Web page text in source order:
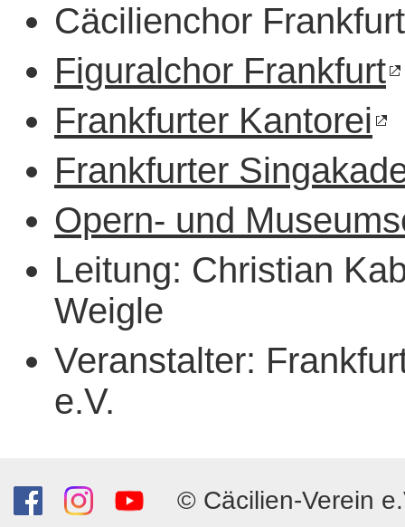
Cäcilienchor Frankfurt
Figuralchor Frankfurt
Frankfurter Kantorei
Frankfurter
Opern- und
Leitung: Christian
Weigle
Veranstalter:
e.V.
© Cäcilien-Verein